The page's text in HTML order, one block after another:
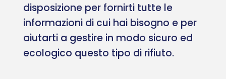
disposizione per fornirti tutte le
informazioni di cui hai bisogno e per
aiutarti a gestire in modo sicuro ed
ecologico questo tipo di rifiuto.